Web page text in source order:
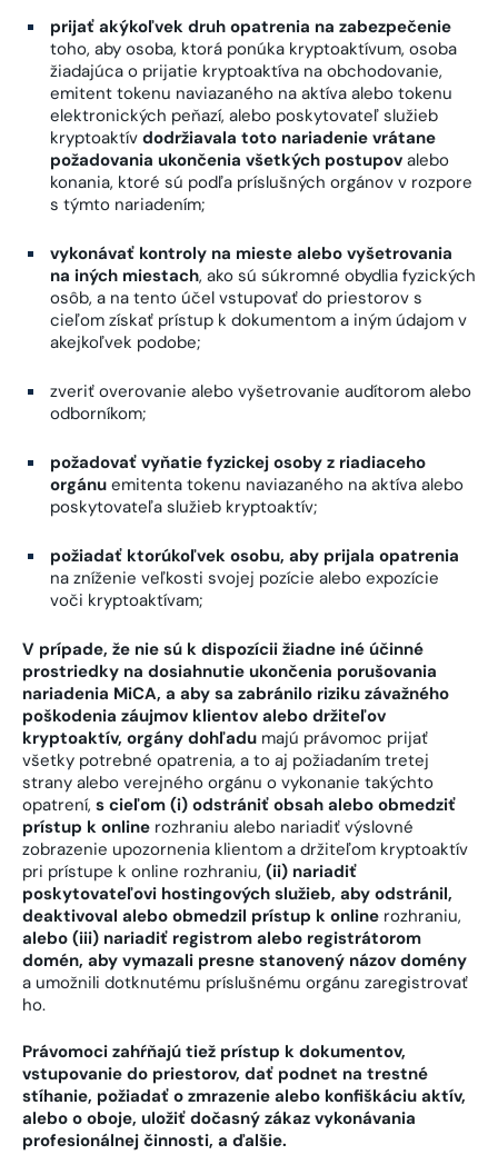
prijať akýkoľvek druh opatrenia na zabezpečenie
toho, aby osoba, ktorá ponúka kryptoaktívum, osoba
žiadajúca o prijatie kryptoaktíva na obchodovanie,
emitent tokenu naviazaného na aktíva alebo tokenu
elektronických peňazí, alebo poskytovateľ služieb
kryptoaktív dodržiavala toto nariadenie vrátane
požadovania ukončenia všetkých postupov alebo
konania, ktoré sú podľa príslušných orgánov v rozpore
s týmto nariadením;
vykonávať kontroly na mieste alebo vyšetrovania
na iných miestach, ako sú súkromné obydlia fyzických
osôb, a na tento účel vstupovať do priestorov s
cieľom získať prístup k dokumentom a iným údajom v
akejkoľvek podobe;
zveriť overovanie alebo vyšetrovanie audítorom alebo
odborníkom;
požadovať vyňatie fyzickej osoby z riadiaceho
orgánu emitenta tokenu naviazaného na aktíva alebo
poskytovateľa služieb kryptoaktív;
požiadať ktorúkoľvek osobu, aby prijala opatrenia
na zníženie veľkosti svojej pozície alebo expozície
voči kryptoaktívam;
V prípade, že nie sú k dispozícii žiadne iné účinné
prostriedky na dosiahnutie ukončenia porušovania
nariadenia MiCA, a aby sa zabránilo riziku závažného
poškodenia záujmov klientov alebo držiteľov
kryptoaktív, orgány dohľadu majú právomoc prijať
všetky potrebné opatrenia, a to aj požiadaním tretej
strany alebo verejného orgánu o vykonanie takýchto
opatrení, s cieľom (i) odstrániť obsah alebo obmedziť
prístup k online rozhraniu alebo nariadiť výslovné
zobrazenie upozornenia klientom a držiteľom kryptoaktív
pri prístupe k online rozhraniu, (ii) nariadiť
poskytovateľovi hostingových služieb, aby odstránil,
deaktivoval alebo obmedzil prístup k online rozhraniu,
alebo (iii) nariadiť registrom alebo registrátorom
domén, aby vymazali presne stanovený názov domény
a umožnili dotknutému príslušnému orgánu zaregistrovať
ho.
Právomoci zahŕňajú tiež prístup k dokumentov,
vstupovanie do priestorov, dať podnet na trestné
stíhanie, požiadať o zmrazenie alebo konfiškáciu aktív,
alebo o oboje, uložiť dočasný zákaz vykonávania
profesionálnej činnosti, a ďalšie.